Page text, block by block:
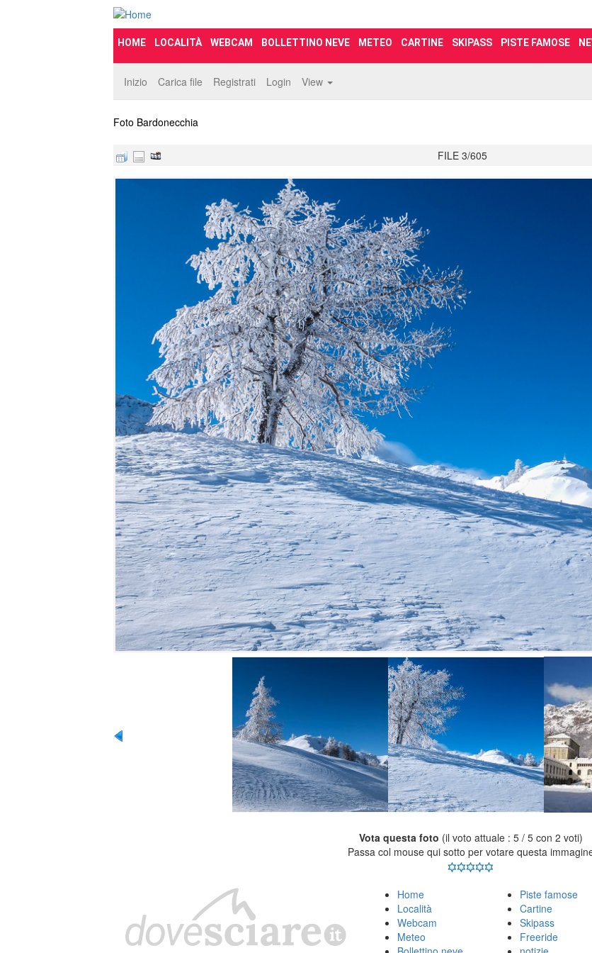
HOME LOCALITÀ WEBCAM BOLLETTINO NEVE METEO CARTINE SKIPASS PISTE FAMOSE
Inizio Carica file Registrati Login View
Foto Bardonecchia
FILE 3/605
Vota questa foto (il voto attuale : 5 / 5 con 2 voti)
Passa col mouse qui sotto per votare questa
Home
Località
Webcam
Meteo
Piste famose
Cartine
Skipass
Freeride